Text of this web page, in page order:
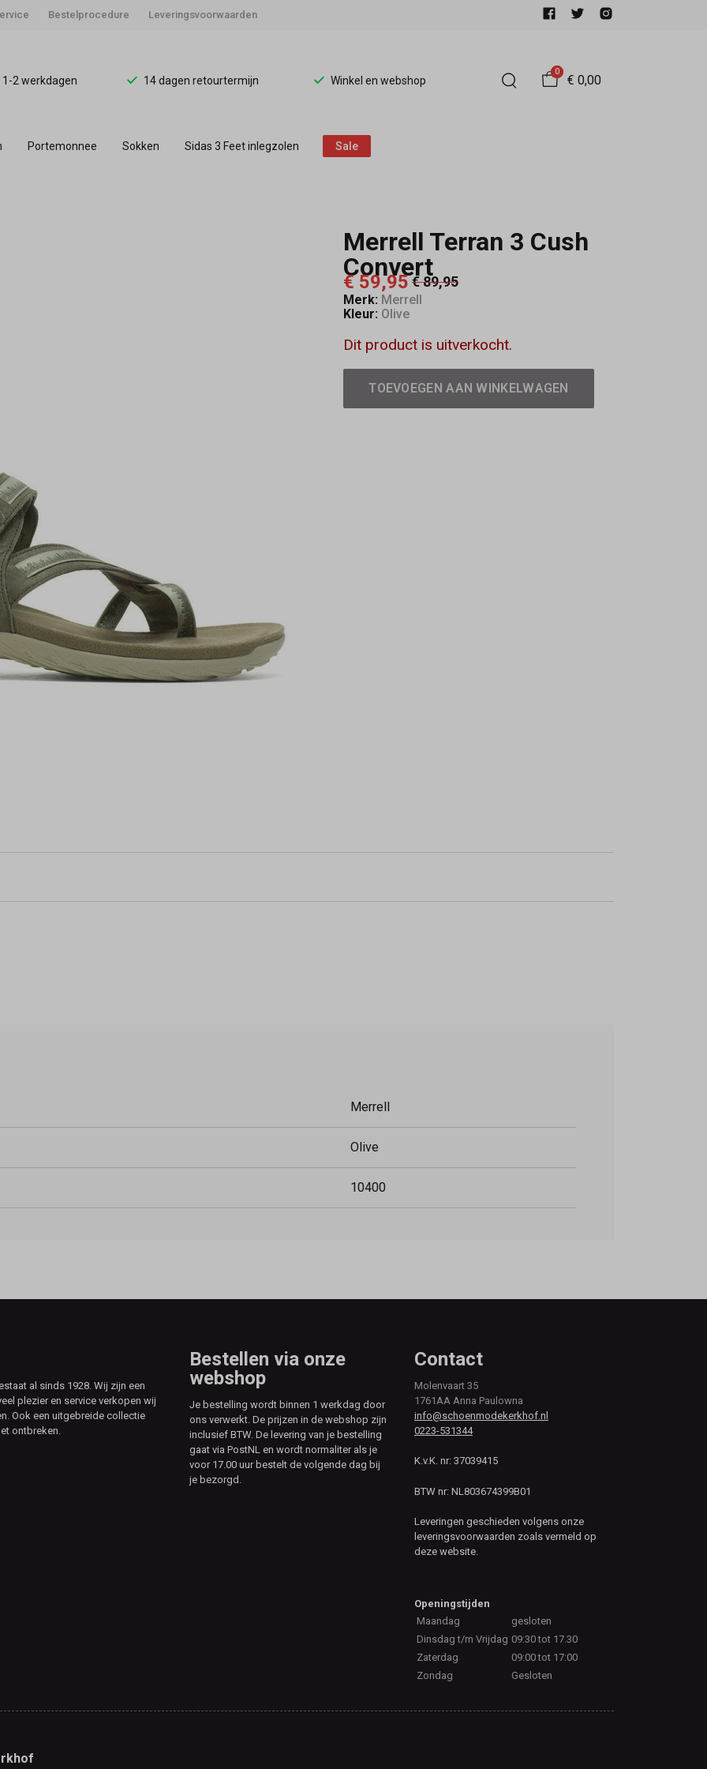
Bestelprocedure Leveringsvoorwaarden
1-2 werkdagen 14 dagen retourtermijn Winkel en webshop
0
€ 0,00
Portemonnee Sokken Sidas 3 Feet inlegzolen Sale
Merrell Terran 3 Cush
Convert
€ 59,95€ 89,95
Merk: Merrell
Kleur: Olive
Dit product is uitverkocht.
TOEVOEGEN AAN WINKELWAGEN
Merrell
Olive
10400
al sinds 1928. Wij zijn een
plezier en service verkopen wij
Ook een uitgebreide collectie
ontbreken.
Bestellen via onze
webshop
Je bestelling wordt binnen 1 werkdag door
ons verwerkt. De prijzen in de webshop zijn
inclusief BTW. De levering van je bestelling
gaat via PostNL en wordt normaliter als je
voor 17.00 uur bestelt de volgende dag bij
je bezorgd.
Contact
Molenvaart 35
1761AA Anna Paulowna
info@schoenmodekerkhof.nl
0223-531344
K.v.K. nr: 37039415
BTW nr: NL803674399B01
Leveringen geschieden volgens onze
leveringsvoorwaarden zoals vermeld op
deze website.
Openingstijden
Maandag
gesloten
Dinsdag t/m Vrijdag 09:30 tot 17.30
Zaterdag
09:00 tot 17:00
Zondag
Gesloten